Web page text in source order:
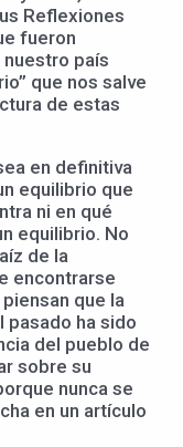
Reflexiones
fueron
país
que nos salve
de estas
en definitiva
equilibrio que
ni en qué
equilibrio. No
de la
encontrarse
que la
pasado ha sido
del pueblo de
sobre su
nunca se
en un artículo